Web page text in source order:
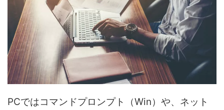
PCではコマンドプロンプト（Win）や、ネット